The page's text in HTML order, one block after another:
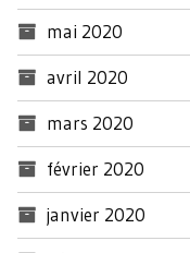
mai 2020
avril 2020
mars 2020
février 2020
janvier 2020